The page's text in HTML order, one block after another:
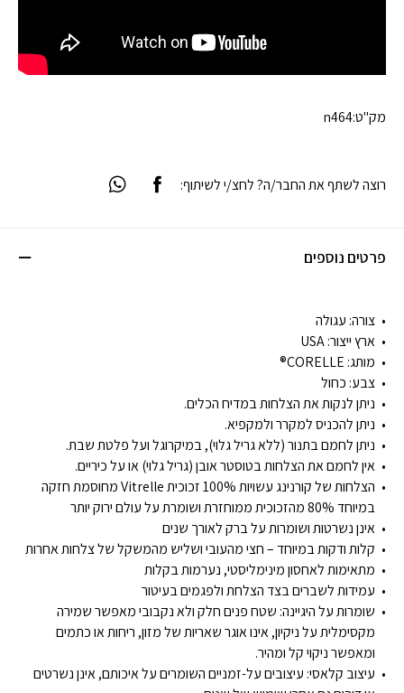
מק"ט:n464
פרטים נוספים
צורה: עגולה
ארץ ייצור:USA
מותג: CORELLE®
צבע: כחול
ניתן לנקות את הצלחות במדיח הכלים.
ניתן להכניס למקרר ולמקפיא.
ניתן לחמם בתנור (ללא גריל גלוי), במיקרוגל ועל פלטת שבת.
אין לחמם את הצלחות בטוסטר אובן (גריל גלוי) או על כיריים.
הצלחות של קורנינג עשויות 100% זכוכית Vitrelle מחוסמת חזקה
במיוחד 80% מהזכוכית ממוחזרת ושומרת על עולם ירוק יותר
אינן נשרטות ושומרות על ברק לאורך שנים
קלות ודקות במיוחד – חצי מהעובי ושליש מהמשקל של צלחות אחרות
מתאימות לאחסון מינימליסטי, נערמות בקלות
עמידות לשברים בצד הצלחת ולפגמים בעיטור
שומרות על היגיינה: שטח פנים חלק ולא נקבובי מאפשר שמירה
מקסימלית על ניקיון, אינו אוגר שאריות של מזון, ריחות או כתמים
ומאפשר ניקוי קל ומהיר.
עיצוב קלאסי: עיצובים על-זמניים השומרים על איכותם, אינן נשרטים
רוצה לשתף את החבר/ה? לחצ/י לשיתוף: